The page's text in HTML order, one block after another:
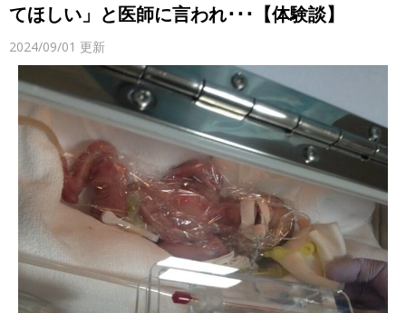
てほしい」と医師に言われ･･･【体験談】
2024/09/01 更新